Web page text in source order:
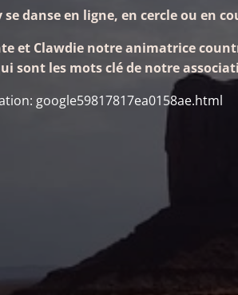
danse en ligne, en cercle ou en
et Clawdie notre animatrice
sont les mots clé de notre
google59817817ea0158ae.html